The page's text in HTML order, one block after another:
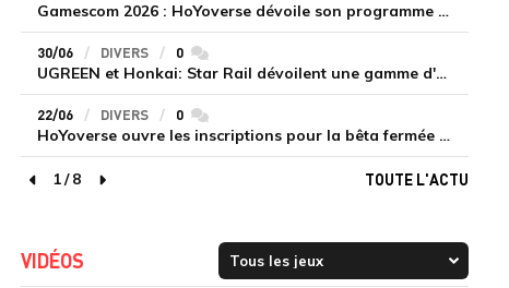
Gamescom 2026 : HoYoverse dévoile son programme et présente deux nouveaux jeux inédits
30/06 DIVERS 0commentaires
UGREEN et Honkai: Star Rail dévoilent une gamme d'accessoires de recharge en édition limitée
22/06 DIVERS 0commentaires
HoYoverse ouvre les inscriptions pour la bêta fermée de Honkai : Nexus Anima
page précédente
1/8
page suivante
TOUTE L'ACTU
VIDÉOS